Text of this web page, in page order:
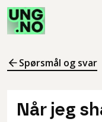
Spørsmål og svar
Når jeg